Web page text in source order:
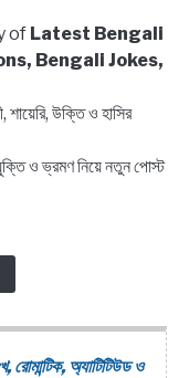
of Latest Bengali
Bengali Jokes,
শায়েরি, উক্তি ও হাসির
ও ভ্রমণ নিয়ে নতুন পোস্ট
রোমান্টিক, অ্যাটিটিউড ও